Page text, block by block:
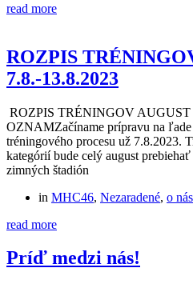
read more
ROZPIS
7.8.-13.8.2023
ROZPIS TRÉNINGOV AUGUST
OZNAMZačíname prípravu na
tréningového procesu už 7.8.2023.
kategórií bude celý august
zimných štadión
in MHC46, Nezaradené, o nás
read more
Príď medzi nás!